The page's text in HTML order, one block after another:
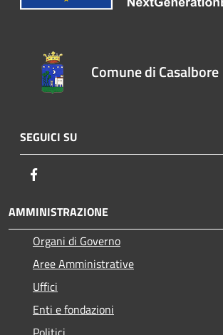
Comune di Casalbore
SEGUICI SU
AMMINISTRAZIONE
Organi di Governo
Aree Amministrative
Uffici
Enti e fondazioni